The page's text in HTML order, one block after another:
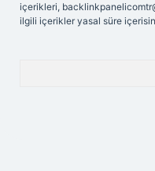
içerikleri,
ilgili içerikler yasal süre